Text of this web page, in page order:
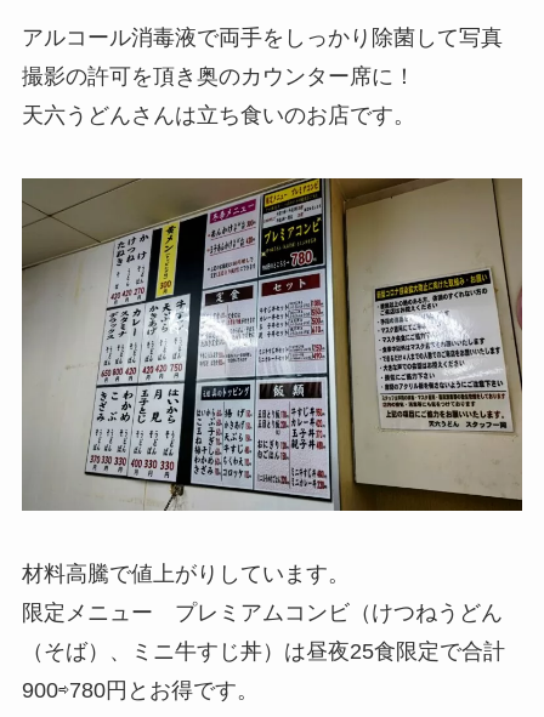
アルコール消毒液で両手をしっかり除菌して写真
撮影の許可を頂き奥のカウンター席に！
天六うどんさんは立ち食いのお店です。
材料高騰で値上がりしています。
限定メニュー プレミアムコンビ（けつねうどん
（そば）、ミニ牛すじ丼）は昼夜25食限定で合計
900⇨780円とお得です。